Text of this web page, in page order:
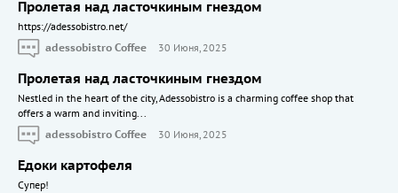
Пролетая над ласточкиным гнездом
https://adessobistro.net/
adessobistro Coffee
30 Июня, 2025
Пролетая над ласточкиным гнездом
Nestled in the heart of the city, Adessobistro is a charming coffee shop that
offers a warm and inviting...
adessobistro Coffee
30 Июня, 2025
Едоки картофеля
Cупер!